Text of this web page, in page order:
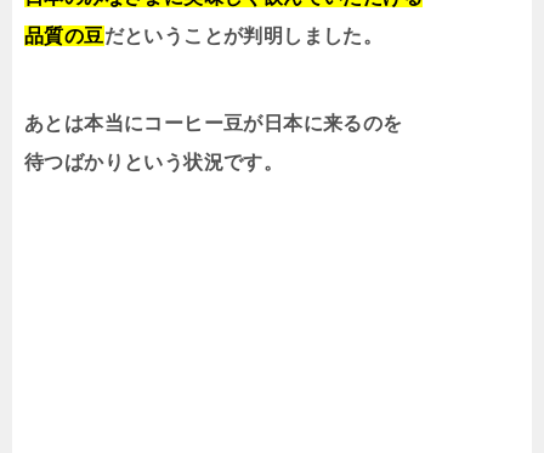
品質の豆だということが判明しました。
あとは本当にコーヒー豆が日本に来るのを
待つばかりという状況です。